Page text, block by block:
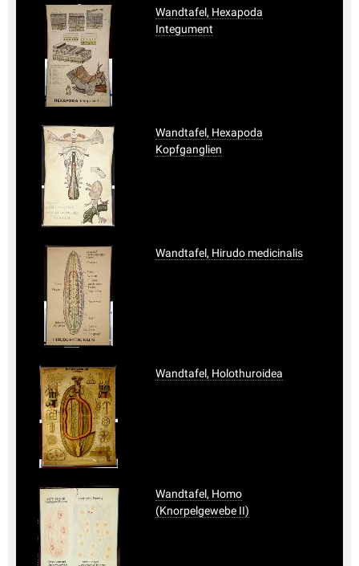
Wandtafel, Hexapoda
Integument
Wandtafel, Hexapoda
Kopfganglien
Wandtafel, Hirudo medicinalis
Wandtafel, Holothuroidea
Wandtafel, Homo
(Knorpelgewebe II)